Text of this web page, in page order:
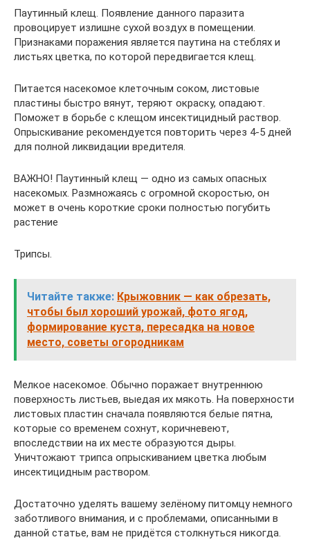
Паутинный клещ. Появление данного паразита
провоцирует излишне сухой воздух в помещении.
Признаками поражения является паутина на стеблях и
листьях цветка, по которой передвигается клещ.
Питается насекомое клеточным соком, листовые
пластины быстро вянут, теряют окраску, опадают.
Поможет в борьбе с клещом инсектицидный раствор.
Опрыскивание рекомендуется повторить через 4-5 дней
для полной ликвидации вредителя.
ВАЖНО! Паутинный клещ — одно из самых опасных
насекомых. Размножаясь с огромной скоростью, он
может в очень короткие сроки полностью погубить
растение
Трипсы.
Читайте также: Крыжовник — как обрезать,
чтобы был хороший урожай, фото ягод,
формирование куста, пересадка на новое
место, советы огородникам
Мелкое насекомое. Обычно поражает внутреннюю
поверхность листьев, выедая их мякоть. На поверхности
листовых пластин сначала появляются белые пятна,
которые со временем сохнут, коричневеют,
впоследствии на их месте образуются дыры.
Уничтожают трипса опрыскиванием цветка любым
инсектицидным раствором.
Достаточно уделять вашему зелёному питомцу немного
заботливого внимания, и с проблемами, описанными в
данной статье, вам не придётся столкнуться никогда.